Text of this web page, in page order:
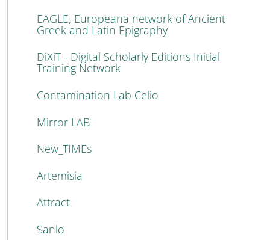
EAGLE, Europeana network of Ancient
Greek and Latin Epigraphy
DiXiT - Digital Scholarly Editions Initial
Training Network
Contamination Lab Celio
Mirror LAB
New_TIMEs
Artemisia
Attract
Sanlo